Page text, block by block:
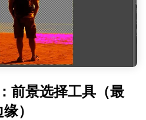
前景选择工具（最
）